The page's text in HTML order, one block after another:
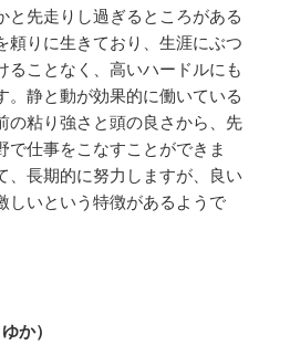
と先走りし過ぎるところがある
頼りに生きており、生涯にぶつ
ることなく、高いハードルにも
。静と動が効果的に働いている
の粘り強さと頭の良さから、先
で仕事をこなすことができま
、長期的に努力しますが、良い
しいという特徴があるようで
か）